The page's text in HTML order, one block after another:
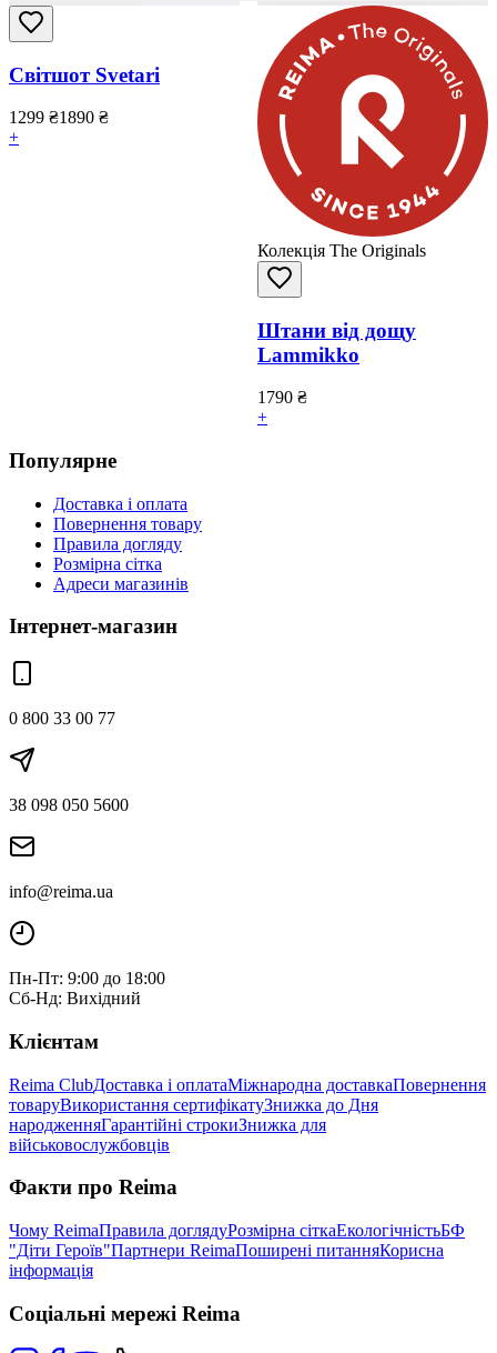
Світшот Svetari
1299 ₴1890 ₴
+
Колекція The Originals
Штани від дощу
Lammikko
1790 ₴
+
Популярне
Доставка і оплата
Повернення товару
Правила догляду
Розмірна сітка
Адреси магазинів
Інтернет-магазин
0 800 33 00 77
38 098 050 5600
info@reima.ua
Пн-Пт: 9:00 до 18:00
Сб-Нд: Вихідний
Клієнтам
Reima ClubДоставка і оплатаМіжнародна доставкаПовернення
товаруВикористання сертифікатуЗнижка до Дня
народженняГарантійні строкиЗнижка для
військовослужбовців
Факти про Reima
Чому ReimaПравила доглядуРозмірна сіткаЕкологічністьБФ
"Діти Героїв"Партнери ReimaПоширені питанняКорисна
інформація
Соціальні мережі Reima